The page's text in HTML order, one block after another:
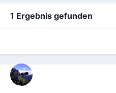
1 Ergebnis gefunden